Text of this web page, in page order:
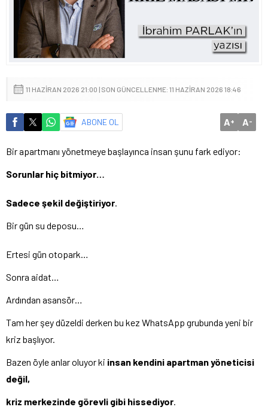
11 HAZIRAN 2026 21:00 | SON GÜNCELLENME: 11 HAZIRAN 2026 18:46
ABONE OL A+ A-
Bir apartmanı yönetmeye başlayınca insan şunu fark ediyor:
Sorunlar hiç bitmiyor…
Sadece şekil değiştiriyor
Bir gün su deposu…
Ertesi gün otopark…
Sonra aidat…
Ardından asansör…
Tam her şey düzeldi derken bu kez WhatsApp grubunda yeni bir
kriz başlıyor.
Bazen öyle anlar oluyor ki insan kendini apartman yöneticisi
değil,
kriz merkezinde görevli gibi hissediyor